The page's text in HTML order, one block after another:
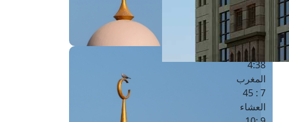
6 :17
الظهر
1 : 1
العصر
4:38
المغرب
7 : 45
العشاء